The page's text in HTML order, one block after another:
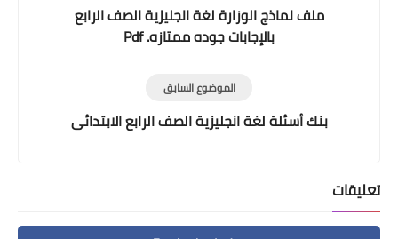
ملف نماذج الوزارة لغة انجليزية الصف الرابع
بالإجابات جوده ممتازه. Pdf
الموضوع السابق
بنك أسئلة لغة انجليزية الصف الرابع الابتدائى
تعليقات